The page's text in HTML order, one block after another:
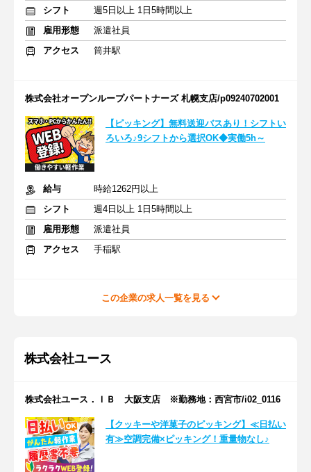
シフト
週5日以上 1日5時間以上
雇用形態
派遣社員
アクセス
筒井駅
株式会社オープンループパートナーズ 札幌支店/p09240702001
【ピッキング】無料送迎バスあり！シフトい
ろいろ♪9シフトから選択OK◆実働5h～
給与
時給1262円以上
シフト
週4日以上 1日5時間以上
雇用形態
派遣社員
アクセス
手稲駅
この企業の求人一覧を見る
株式会社ユース
株式会社ユース．ＩＢ 大阪支店 ※勤務地：西宮市/i02_0116
【クッキーや洋菓子のピッキング】≪日払い
有≫空調完備×ピッキング！重量物なし♪